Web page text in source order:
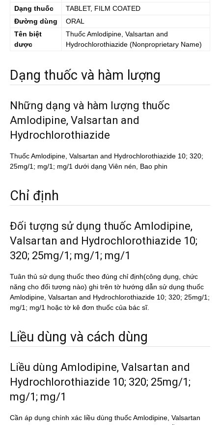
Dạng thuốc
TABLET, FILM COATED
Đường dùng
ORAL
Tên biệt
dược
ThuốcAmlodipine, Valsartan and
Hydrochlorothiazide (Nonproprietary Name)
Dạng thuốc và hàm lượng
Những dạng và hàm lượng thuốc
Amlodipine, Valsartan and
Hydrochlorothiazide
Thuốc Amlodipine, Valsartan and Hydrochlorothiazide 10; 320;
25mg/1; mg/1; mg/1 dưới dạng Viên nén, Bao phin
Chỉ định
Đối tượng sử dụng thuốc Amlodipine,
Valsartan and Hydrochlorothiazide 10;
320; 25mg/1; mg/1; mg/1
Tuân thủ sử dụng thuốc theo đúng chỉ định(công dụng, chức
năng cho đối tượng nào) ghi trên tờ hướng dẫn sử dụng thuốc
Amlodipine, Valsartan and Hydrochlorothiazide 10; 320; 25mg/1;
mg/1; mg/1 hoặc tờ kê đơn thuốc của bác sĩ.
Liều dùng và cách dùng
Liều dùng Amlodipine, Valsartan and
Hydrochlorothiazide 10; 320; 25mg/1;
mg/1; mg/1
Cần áp dụng chính xác liều dùng thuốc Amlodipine, Valsartan